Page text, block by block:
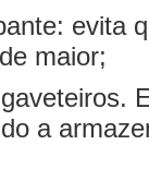
evita
maior;
a